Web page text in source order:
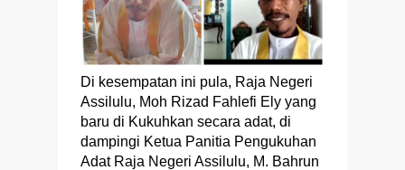
Di kesempatan ini pula, Raja Negeri
Assilulu, Moh Rizad Fahlefi Ely yang
baru di Kukuhkan secara adat, di
dampingi Ketua Panitia Pengukuhan
Adat Raja Negeri Assilulu, M. Bahrun